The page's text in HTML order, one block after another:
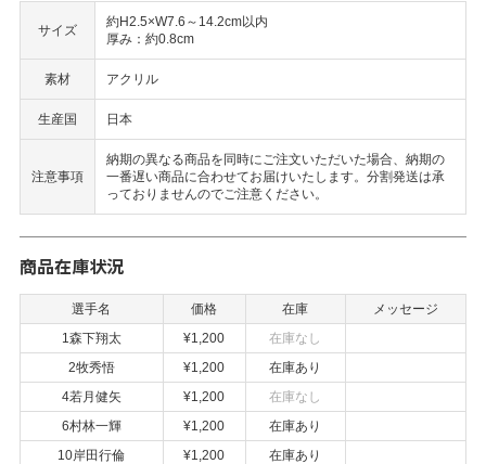
サイズ
約H2.5×W7.6～14.2cm以内
厚み：約0.8cm
素材 アクリル
生産国 日本
注意事項
納期の異なる商品を同時にご注文いただいた場合、納期の
一番遅い商品に合わせてお届けいたします。分割発送は承
っておりませんのでご注意ください。
商品在庫状況
選手名 価格 在庫
メッセージ
1森下翔太
¥1,200
在庫なし
2牧秀悟
¥1,200
在庫あり
4若月健矢
¥1,200
在庫なし
6村林一輝
¥1,200
在庫あり
10岸田行倫
¥1,200
在庫あり